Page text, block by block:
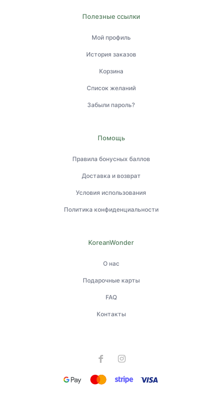
Полезные ссылки
Мой профиль
История заказов
Корзина
Список желаний
Забыли пароль?
Помощь
Правила бонусных баллов
Доставка и возврат
Условия использования
Политика конфиденциальности
KoreanWonder
О нас
Подарочные карты
FAQ
Контакты